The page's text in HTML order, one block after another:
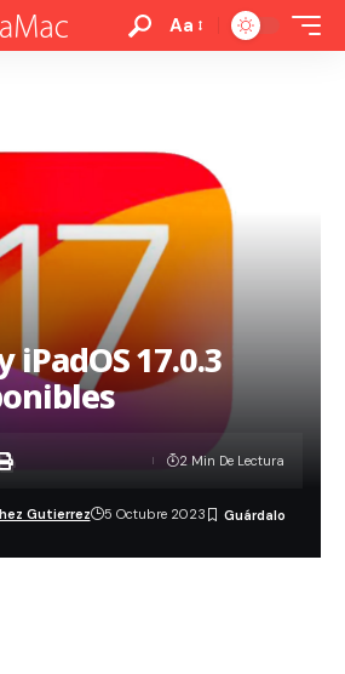
Aa
iPadOS 17.0.3
Gutierrez 5 Octubre 2023
2 Min De Lectura